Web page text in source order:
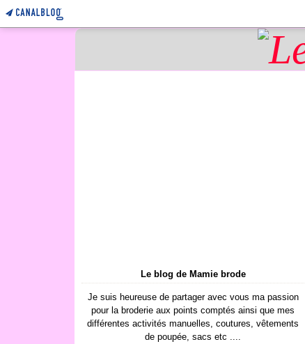
Le blog de Mamie brode
Je suis heureuse de partager avec vous ma passion
pour la broderie aux points comptés ainsi que mes
différentes activités manuelles, coutures, vêtements
de poupée, sacs etc ....